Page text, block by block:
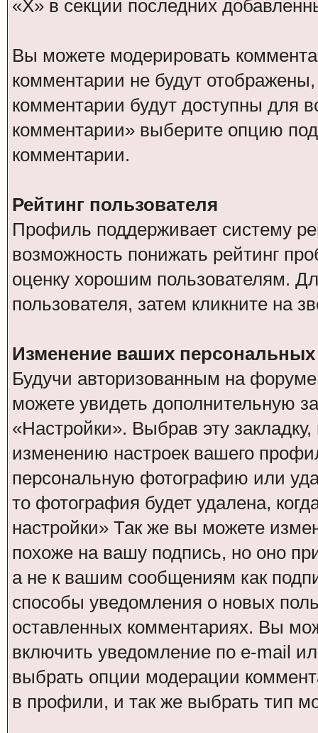
«Х» в секции последних
Вы можете модерировать
комментарии не будут
комментарии будут доступны для
комментарии» выберите опцию
комментарии.
Рейтинг пользователя
Профиль поддерживает систему
возможность понижать рейтинг
оценку хорошим пользователям.
пользователя, затем кликните на
Изменение ваших персональных
Будучи авторизованным на
можете увидеть дополнительную
«Настройки». Выбрав эту
изменению настроек вашего
персональную фотографию или
то фотография будет удалена,
настройки» Так же вы можете
похоже на вашу подпись, но оно
а не к вашим сообщениям как
способы уведомления о новых
оставленных комментариях. Вы
включить уведомление по e-mail
выбрать опции модерации
в профили, и так же выбрать тип